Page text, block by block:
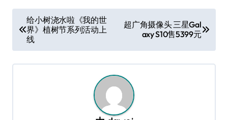
章
导
航
给小树浇水啦《我的世
界》植树节系列活动上
线
超广角摄像头 三星Gal
axy S10售5399元